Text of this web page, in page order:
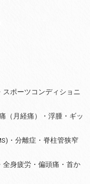
ポーツコンディショニ
（月経痛）・浮腫・ギッ
・分離症・脊柱管狭窄
全身疲労・偏頭痛・首か